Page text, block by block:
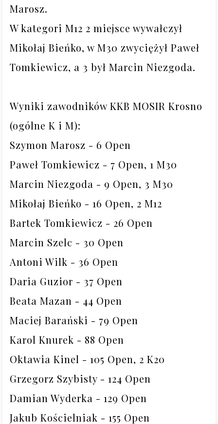
Marosz.
W kategori M12 2 miejsce wywałczył
Mikołaj Bieńko, w M30 zwyciężył Paweł
Tomkiewicz, a 3 był Marcin Niezgoda.
Wyniki zawodników KKB MOSIR Krosno
(ogólne K i M):
Szymon Marosz - 6 Open
Paweł Tomkiewicz - 7 Open, 1 M30
Marcin Niezgoda - 9 Open, 3 M30
Mikołaj Bieńko - 16 Open, 2 M12
Bartek Tomkiewicz - 26 Open
Marcin Szelc - 30 Open
Antoni Wilk - 36 Open
Daria Guzior - 37 Open
Beata Mazan - 44 Open
Maciej Barański - 79 Open
Karol Knurek - 88 Open
Oktawia Kinel - 105 Open, 2 K20
Grzegorz Szybisty - 124 Open
Damian Wyderka - 129 Open
Jakub Kościelniak - 155 Open